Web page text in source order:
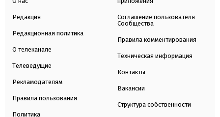
Редакция
Редакционная политика
О телеканале
Телеведущие
Рекламодателям
Правила пользования
Политика
Соглашение пользователя
Сообщества
Правила комментирования
Техническая информация
Контакты
Вакансии
Структура собственности